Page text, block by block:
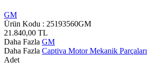
GM
Ürün Kodu : 25193560GM
21.840,00 TL
Daha Fazla GM
Daha Fazla Captiva Motor Mekanik Parçaları
Adet